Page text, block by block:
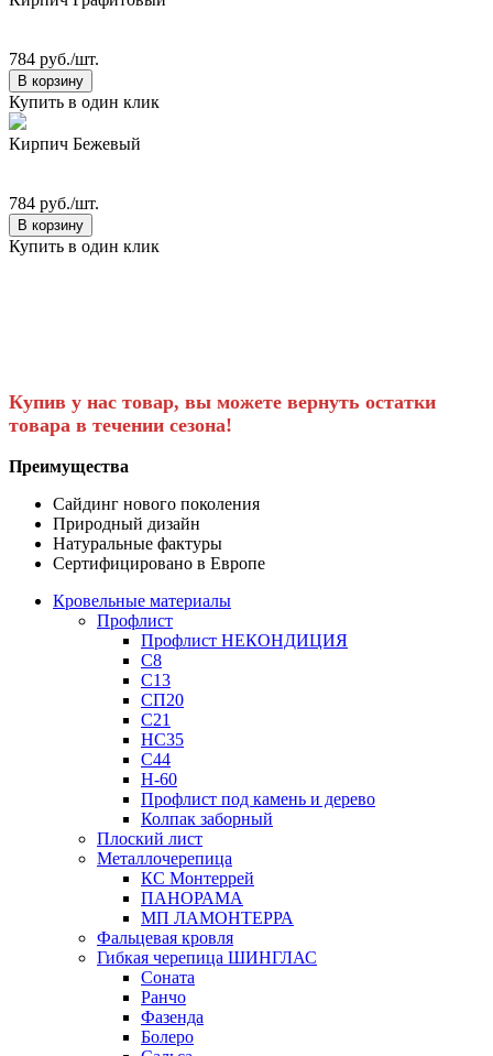
784 руб./шт.
В корзину
Купить в один клик
Кирпич Бежевый
784 руб./шт.
В корзину
Купить в один клик
Купив у нас товар, вы можете вернуть остатки
товара в течении сезона!
Преимущества
Сайдинг нового поколения
Природный дизайн
Натуральные фактуры
Сертифицировано в Европе
Кровельные материалы
Профлист
Профлист НЕКОНДИЦИЯ
С8
С13
СП20
С21
НС35
С44
Н-60
Профлист под камень и дерево
Колпак заборный
Плоский лист
Металлочерепица
КС Монтеррей
ПАНОРАМА
МП ЛАМОНТЕРРА
Фальцевая кровля
Гибкая черепица ШИНГЛАС
Соната
Ранчо
Фазенда
Болеро